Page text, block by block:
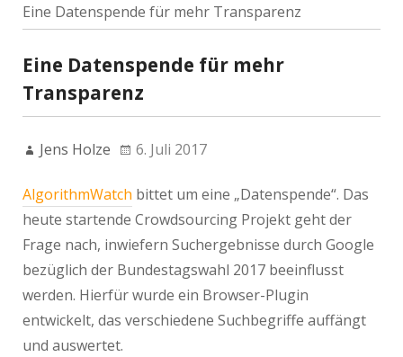
Eine Datenspende für mehr Transparenz
Eine Datenspende für mehr
Transparenz
Jens Holze 6. Juli 2017
AlgorithmWatch bittet um eine „Datenspende“. Das
heute startende Crowdsourcing Projekt geht der
Frage nach, inwiefern Suchergebnisse durch Google
bezüglich der Bundestagswahl 2017 beeinflusst
werden. Hierfür wurde ein Browser-Plugin
entwickelt, das verschiedene Suchbegriffe auffängt
und auswertet.